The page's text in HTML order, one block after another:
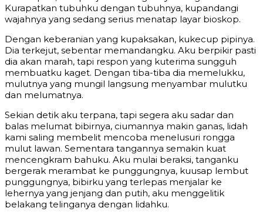
Kurapatkan tubuhku dengan tubuhnya, kupandangi
wajahnya yang sedang serius menatap layar bioskop.
Dengan keberanian yang kupaksakan, kukecup pipinya.
Dia terkejut, sebentar memandangku. Aku berpikir pasti
dia akan marah, tapi respon yang kuterima sungguh
membuatku kaget. Dengan tiba-tiba dia memelukku,
mulutnya yang mungil langsung menyambar mulutku
dan melumatnya.
Sekian detik aku terpana, tapi segera aku sadar dan
balas melumat bibirnya, ciumannya makin ganas, lidah
kami saling membelit mencoba menelusuri rongga
mulut lawan. Sementara tangannya semakin kuat
mencengkram bahuku. Aku mulai beraksi, tanganku
bergerak merambat ke punggungnya, kuusap lembut
punggungnya, bibirku yang terlepas menjalar ke
lehernya yang jenjang dan putih, aku menggelitik
belakang telinganya dengan lidahku.